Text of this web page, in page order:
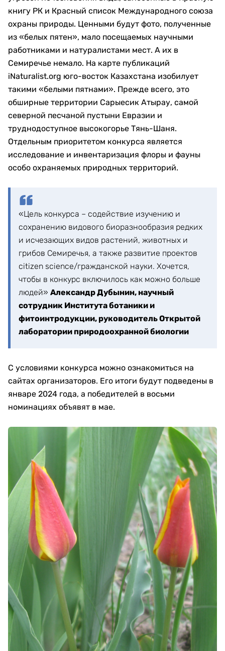
книгу РК и Красный список Международного союза
охраны природы. Ценными будут фото, полученные
из «белых пятен», мало посещаемых научными
работниками и натуралистами мест. А их в
Семиречье немало. На карте публикаций
iNaturalist.org юго-восток Казахстана изобилует
такими «белыми пятнами». Прежде всего, это
обширные территории Сарыесик Атырау, самой
северной песчаной пустыни Евразии и
труднодоступное высокогорье Тянь-Шаня.
Отдельным приоритетом конкурса является
исследование и инвентаризация флоры и фауны
особо охраняемых природных территорий.
«Цель конкурса – содействие изучению и
сохранению видового биоразнообразия редких
и исчезающих видов растений, животных и
грибов Семиречья, а также развитие проектов
citizen science/гражданской науки. Хочется,
чтобы в конкурс включилось как можно больше
людей» Александр Дубынин, научный
сотрудник Института ботаники и
фитоинтродукции, руководитель Открытой
лаборатории природоохранной биологии
С условиями конкурса можно ознакомиться на
сайтах организаторов. Его итоги будут подведены в
январе 2024 года, а победителей в восьми
номинациях объявят в мае.